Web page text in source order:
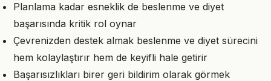
Planlama kadar esneklik de beslenme ve diyet
başarısında kritik rol oynar
Çevrenizden destek almak beslenme ve diyet sürecini
hem kolaylaştırır hem de keyifli hale getirir
Başarısızlıkları birer geri bildirim olarak görmek